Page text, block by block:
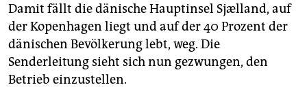
Damit fällt die dänische Hauptinsel Sjælland, auf
der Kopenhagen liegt und auf der 40 Prozent der
dänischen Bevölkerung lebt, weg. Die
Senderleitung sieht sich nun gezwungen, den
Betrieb einzustellen.